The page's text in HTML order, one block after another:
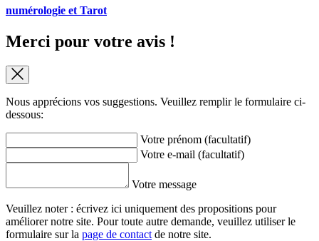
numérologie et Tarot
Merci pour votre avis !
Nous apprécions vos suggestions. Veuillez remplir le formulaire ci-
dessous:
Votre prénom (facultatif)
Votre e-mail (facultatif)
Votre message
Veuillez noter : écrivez ici uniquement des propositions pour
améliorer notre site. Pour toute autre demande, veuillez utiliser le
formulaire sur la page de contact de notre site.